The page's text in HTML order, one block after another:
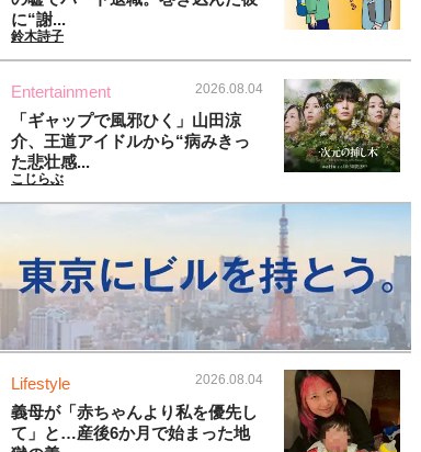
に“謝...
鈴木詩子
Entertainment 2026.08.04
「ギャップで風邪ひく」山田涼
介、王道アイドルから“病みきっ
た悲壮感...
こじらぶ
Lifestyle 2026.08.04
義母が「赤ちゃんより私を優先し
て」と…産後6か月で始まった地